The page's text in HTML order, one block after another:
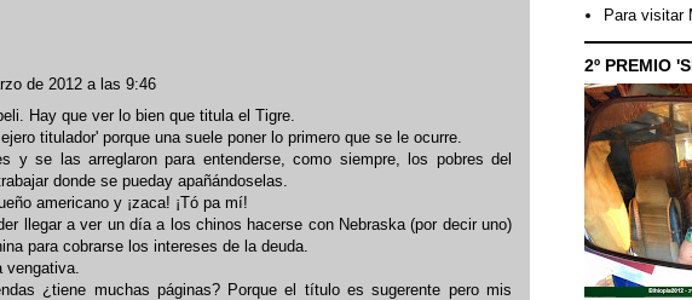
de 2012 a las 9:46
Hay que ver lo bien que titula el Tigre.
titulador' porque una suele poner lo primero que se le ocurre.
y se las arreglaron para entenderse, como siempre, los pobres del
donde se pueday apañándoselas.
americano y ¡zaca! ¡Tó pa mí!
llegar a ver un día a los chinos hacerse con Nebraska (por decir uno)
para cobrarse los intereses de la deuda.
vengativa.
¿tiene muchas páginas? Porque el título es sugerente pero mis
Para visitar
2º PREMIO